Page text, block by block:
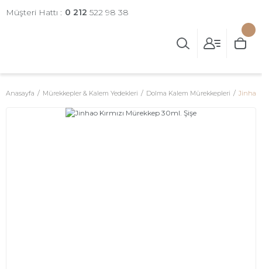
Müşteri Hattı : 0 212 522 98 38
Anasayfa Mürekkepler & Kalem Yedekleri Dolma Kalem Mürekkepleri Jinhao